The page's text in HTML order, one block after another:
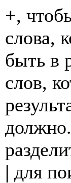
+,
слова,
быть в
слов,
| для